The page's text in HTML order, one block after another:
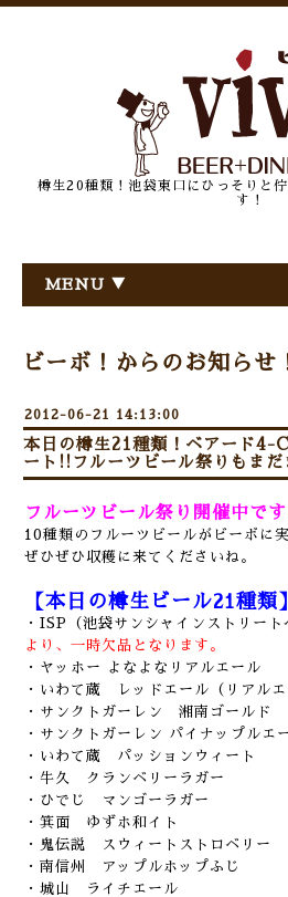
樽生20種類！池袋東口にひっそりと
す！
MENU ▼
ビーボ！からのお知らせ
2012-06-21 14:13:00
本日の樽生21種類！ベアード4-
ート!!フルーツビール祭りもま
フルーツビール祭り開催中で
10種類のフルーツビールがビーボに
ぜひぜひ収穫に来てくださいね。
【本日の樽生ビール21種類】
・ISP（池袋サンシャインストリー
より、一時欠品となります。
・ヤッホー よなよなリアルエール
・いわて蔵 レッドエール （リアルエ
・サンクトガーレン 湘南ゴールド
・サンクトガーレン パイナップルエ
・いわて蔵 パッションウィート
・牛久 クランベリーラガー
・ひでじ マンゴーラガー
・箕面 ゆずホ和イト
・鬼伝説 スウィートストロベリー
・南信州 アップルホップふじ
・城山 ライチエール